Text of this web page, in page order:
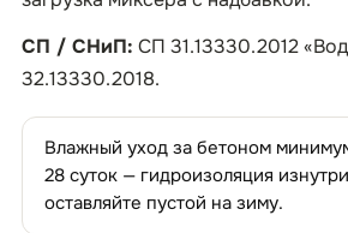
СП / СНиП: СП 31.13330.2012
32.13330.2018.
Влажный уход за бетоном
28 суток — гидроизоляция
оставляйте пустой на зиму.